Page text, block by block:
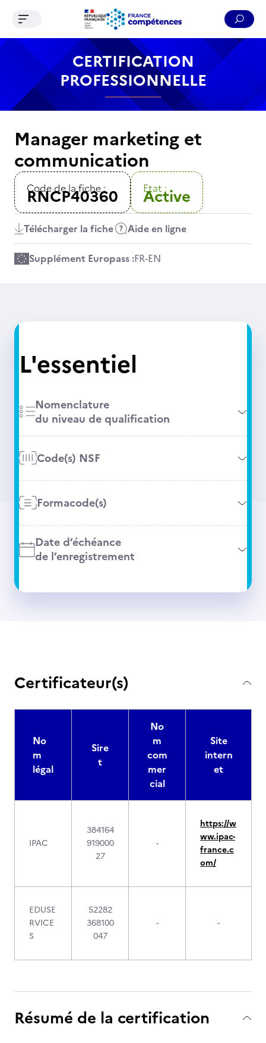
Contenu Recherche Menu Pied de page
Ouvrir le menu de navigation
CERTIFICATION
PROFESSIONNELLE
Manager marketing et
communication
Code de la fiche :
RNCP40360 Etat :
Active
Télécharger la fiche Aide en ligne
Supplément Europass :FR-EN
L'essentiel
Nomenclature
du niveau de qualification
Code(s) NSF
Formacode(s)
Date d’échéance
de l’enregistrement
Certificateur(s)
No
m
légal
Sire
t
No
m
com
mer
cial
Site
intern
et
IPAC
384164
919000
27
-
https://w
ww.ipac-
france.c
om/
EDUSE
RVICE
S
52282
368100
047
- -
Résumé de la certification